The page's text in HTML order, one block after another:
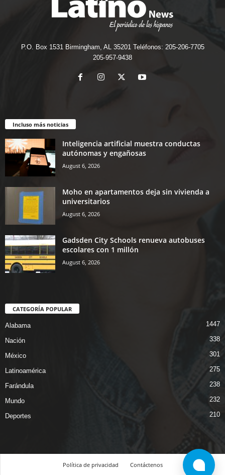
P.O. Box 1531 Birmingham, AL 35201 Teléfonos: 205-206-7705
205-957-9438
Incluso más noticias
Inteligencia artificial muestra conductas
autónomas y engañosas
August 6, 2026
Moho en apartamentos deja sin vivienda a
universitarios
August 6, 2026
Gadsden City Schools renueva autobuses
escolares con 1 millón
August 6, 2026
CATEGORÍA POPULAR
Alabama 1447
Nación 338
México 301
Latinoamérica 275
Farándula 238
Mundo 232
Deportes 210
Política de privacidad Contáctenos